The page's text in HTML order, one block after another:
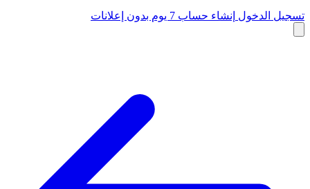
تسجيل الدخول إنشاء حساب 7 يوم بدون إعلانات